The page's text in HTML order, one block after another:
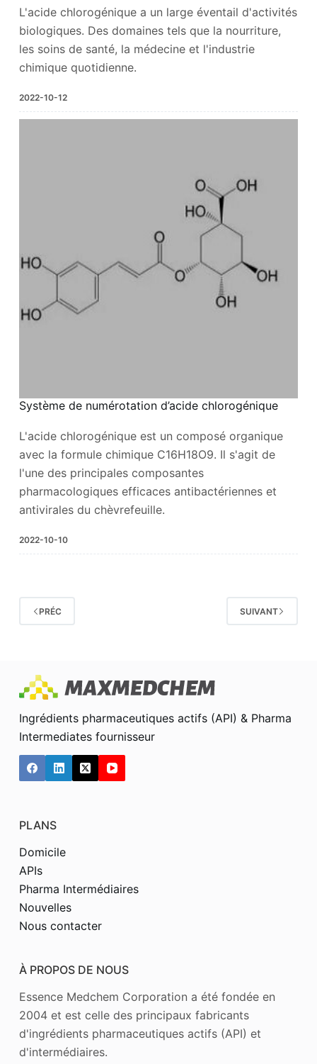
L'acide chlorogénique a un large éventail d'activités
biologiques. Des domaines tels que la nourriture,
les soins de santé, la médecine et l'industrie
chimique quotidienne.
2022-10-12
Système de numérotation d’acide chlorogénique
L'acide chlorogénique est un composé organique
avec la formule chimique C16H18O9. Il s'agit de
l'une des principales composantes
pharmacologiques efficaces antibactériennes et
antivirales du chèvrefeuille.
2022-10-10
PRÉC SUIVANT
Ingrédients pharmaceutiques actifs (API) & Pharma
Intermediates fournisseur
PLANS
Domicile
APIs
Pharma Intermédiaires
Nouvelles
Nous contacter
À PROPOS DE NOUS
Essence Medchem Corporation a été fondée en
2004 et est celle des principaux fabricants
d'ingrédients pharmaceutiques actifs (API) et
d'intermédiaires.